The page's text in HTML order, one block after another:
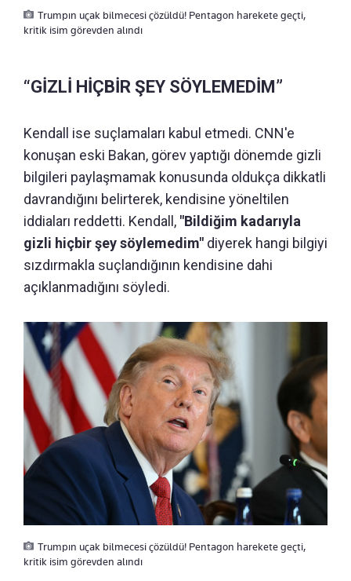
Trumpın uçak bilmecesi çözüldü! Pentagon harekete geçti,
kritik isim görevden alındı
“GİZLİ HİÇBİR ŞEY SÖYLEMEDİM”
Kendall ise suçlamaları kabul etmedi. CNN'e
konuşan eski Bakan, görev yaptığı dönemde gizli
bilgileri paylaşmamak konusunda oldukça dikkatli
davrandığını belirterek, kendisine yöneltilen
iddiaları reddetti. Kendall, "Bildiğim kadarıyla
gizli hiçbir şey söylemedim" diyerek hangi bilgiyi
sızdırmakla suçlandığının kendisine dahi
açıklanmadığını söyledi.
Trumpın uçak bilmecesi çözüldü! Pentagon harekete geçti,
kritik isim görevden alındı